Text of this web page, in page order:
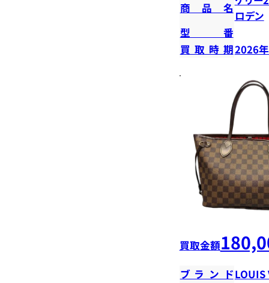
商品名
ロデン
型番
買取時期2026
買取金額
ブランドLOUIS